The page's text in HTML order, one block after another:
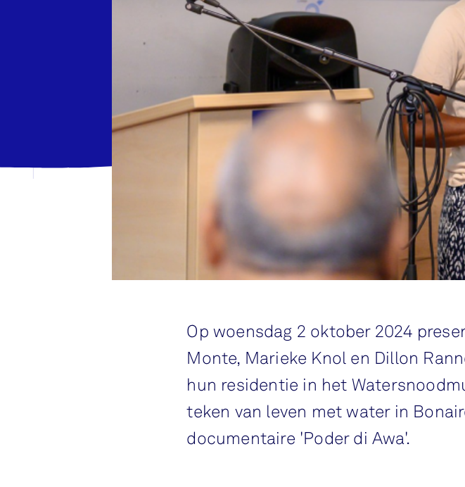
Op woensdag 2 oktober 2024
Monte, Marieke Knol en Dillon
hun residentie in het
teken van leven met water in
documentaire 'Poder di Awa'.